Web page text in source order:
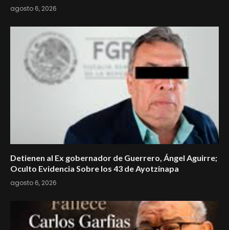
agosto 6, 2026
Detienen al Ex gobernador de Guerrero, Ángel Aguirre;
Oculto Evidencia Sobre los 43 de Ayotzinapa
agosto 6, 2026